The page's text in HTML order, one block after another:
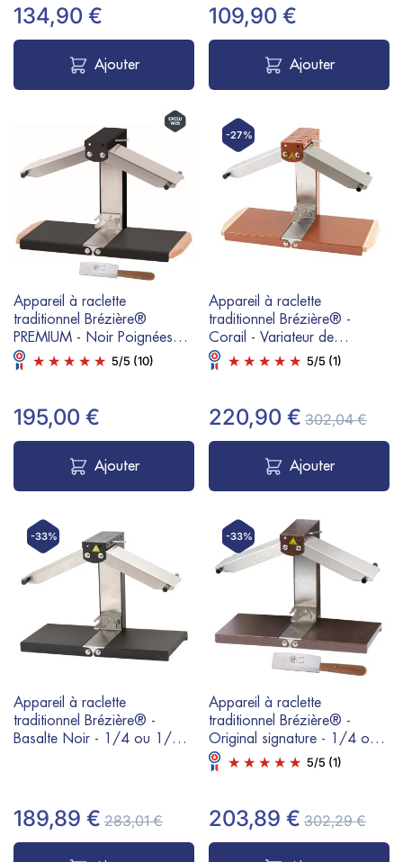
134,90 €
Ajouter
109,90 €
Ajouter
Appareil à raclette
traditionnel Brézière®
PREMIUM - Noir Poignées
bois - Couteau inclus - 1/4
ou 1/6 meule - 230V
5/5 (10)
195,00 €
Ajouter
-27%
Appareil à raclette
traditionnel Brézière® -
Corail - Variateur de
puissance - 1/4 ou 1/6
meule - 230V 1000W
5/5 (1)
220,90 € 302,04 €
Ajouter
-33%
Appareil à raclette
traditionnel Brézière® -
Basalte Noir - 1/4 ou 1/6
189,89 € 283,01 €
-33%
Appareil à raclette
traditionnel Brézière® -
Original signature - 1/4 ou
1/6 meule - 230V 1000W
+ couteau raclette
5/5 (1)
203,89 € 302,29 €